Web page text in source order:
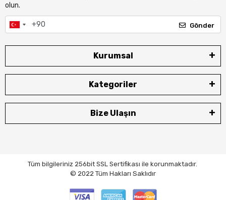
olun.
Gönder
Kurumsal
Kategoriler
Bize Ulaşın
Tüm bilgileriniz 256bit SSL Sertifikası ile korunmaktadır.
© 2022 Tüm Hakları Saklıdır